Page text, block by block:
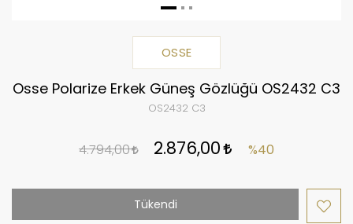
OSSE
Osse Polarize Erkek Güneş Gözlüğü OS2432 C3
OS2432 C3
4.794,00 2.876,00 %40
Tükendi